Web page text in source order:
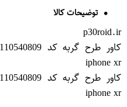
توضیحات کالا
p30roid.ir
iphone xr
iphone xr